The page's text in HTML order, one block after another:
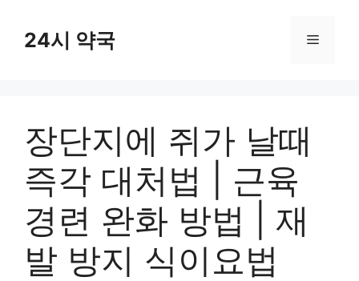
24시 약국 메
장단지에 쥐가 날때
즉각 대처법 | 근육
경련 완화 방법 | 재
발 방지 식이요법